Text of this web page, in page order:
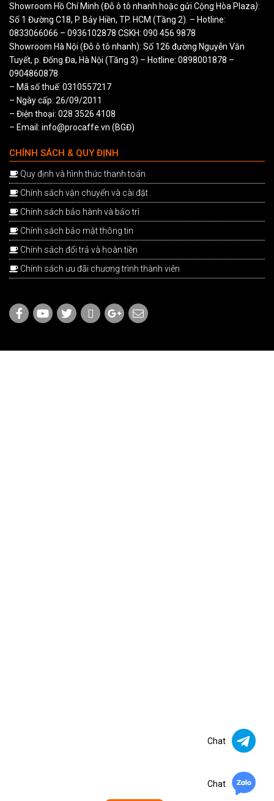
Showroom Hồ Chí Minh (Đỗ ô tô nhanh hoặc gửi Cộng Hòa Plaza):
Số 1 Đường C18, P. Bảy Hiền, TP. HCM (Tầng 2). – Hotline:
0833066066 – 0936102878 CSKH: 090 456 9878
Showroom Hà Nội (Đỗ ô tô nhanh): Số 126 đường Nguyễn Văn
Tuyết, p. Đống Đa, Hà Nội (Tầng 3) – Hotline: 0898001878 –
0904860878
– Mã số thuế: 0310557217
– Ngày cấp: 26/09/2011
– Điện thoại: 028 3526 4108
– Email: info@procaffe.vn (BGĐ)
CHÍNH SÁCH & QUY ĐỊNH
Quy định và hình thức thanh toán
Chính sách vận chuyển và cài đặt
Chính sách bảo hành và bảo trì
Chính sách bảo mật thông tin
Chính sách đổi trả và hoàn tiền
Chính sách ưu đãi chương trình thành viên
Chat
Chat